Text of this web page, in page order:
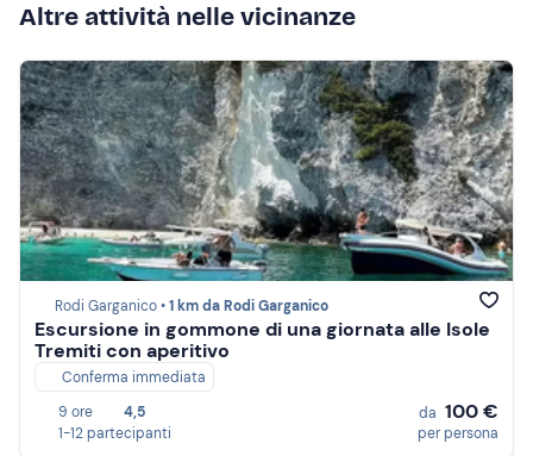
Altre attività nelle vicinanze
Rodi Garganico •1 km da Rodi Garganico
Escursione in gommone di una giornata alle Isole
Tremiti con aperitivo
Conferma immediata
9 ore
4,5
1-12 partecipanti
da 100 €
per persona